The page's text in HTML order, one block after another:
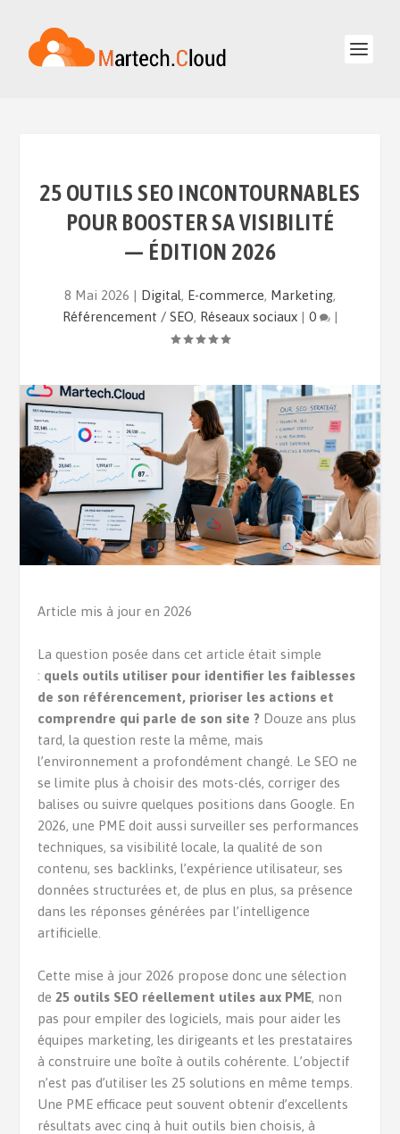
25 OUTILS SEO INCONTOURNABLES
POUR BOOSTER SA VISIBILITÉ
— ÉDITION 2026
8 Mai 2026 | Digital, E-commerce, Marketing,
Référencement / SEO, Réseaux sociaux| 0 |
Article mis à jour en 2026
La question posée dans cet article était simple
: quels outils utiliser pour identifier les faiblesses
de son référencement, prioriser les actions et
comprendre qui parle de son site ? Douze ans plus
tard, la question reste la même, mais
l’environnement a profondément changé. Le SEO ne
se limite plus à choisir des mots-clés, corriger des
balises ou suivre quelques positions dans Google. En
2026, une PME doit aussi surveiller ses performances
techniques, sa visibilité locale, la qualité de son
contenu, ses backlinks, l’expérience utilisateur, ses
données structurées et, de plus en plus, sa présence
dans les réponses générées par l’intelligence
artificielle.
Cette mise à jour 2026 propose donc une sélection
de25 outils SEO réellement utiles aux PME, non
pas pour empiler des logiciels, mais pour aider les
équipes marketing, les dirigeants et les prestataires
à construire une boîte à outils cohérente. L’objectif
n’est pas d’utiliser les 25 solutions en même temps.
Une PME efficace peut souvent obtenir d’excellents
résultats avec cinq à huit outils bien choisis, à